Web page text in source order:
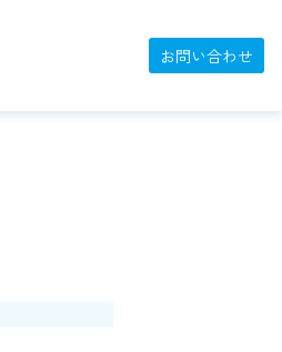
お問い合わせ